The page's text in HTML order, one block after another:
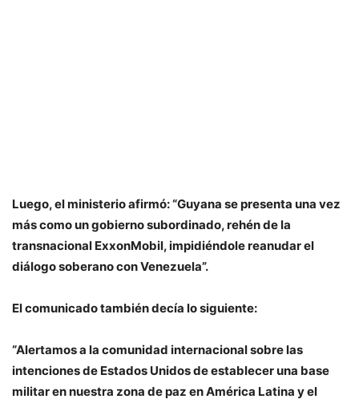
Luego, el ministerio afirmó: “Guyana se presenta una vez
más como un gobierno subordinado, rehén de la
transnacional ExxonMobil, impidiéndole reanudar el
diálogo soberano con Venezuela”.
El comunicado también decía lo siguiente:
“Alertamos a la comunidad internacional sobre las
intenciones de Estados Unidos de establecer una base
militar en nuestra zona de paz en América Latina y el